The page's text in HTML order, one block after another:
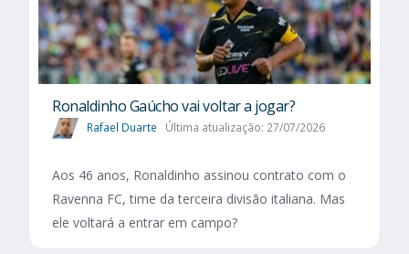
Ronaldinho Gaúcho vai voltar a jogar?
Rafael Duarte Última atualização: 27/07/2026
Aos 46 anos, Ronaldinho assinou contrato com o
Ravenna FC, time da terceira divisão italiana. Mas
ele voltará a entrar em campo?